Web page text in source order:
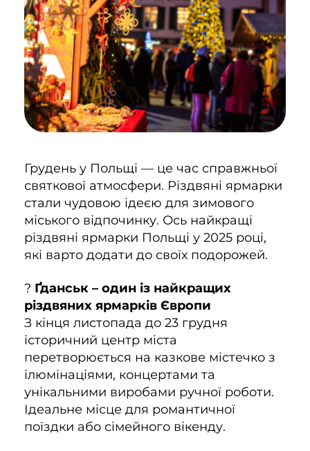
Грудень у Польщі — це час справжньої
святкової атмосфери. Різдвяні ярмарки
стали чудовою ідеєю для зимового
міського відпочинку. Ось найкращі
різдвяні ярмарки Польщі у 2025 році,
які варто додати до своїх подорожей.
? Ґданськ – один із найкращих
різдвяних ярмарків Європи
З кінця листопада до 23 грудня
історичний центр міста
перетворюється на казкове містечко з
ілюмінаціями, концертами та
унікальними виробами ручної роботи.
Ідеальне місце для романтичної
поїздки або сімейного вікенду.